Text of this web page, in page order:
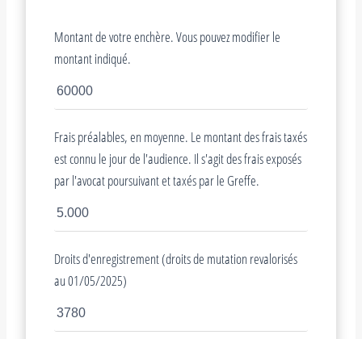
Montant de votre enchère. Vous pouvez modifier le
montant indiqué.
Frais préalables, en moyenne. Le montant des frais taxés
est connu le jour de l'audience. Il s'agit des frais exposés
par l'avocat poursuivant et taxés par le Greffe.
Droits d'enregistrement (droits de mutation revalorisés
au 01/05/2025)